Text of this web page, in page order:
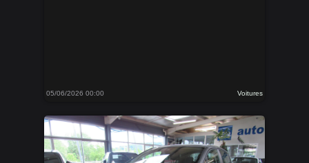
05/06/2026 00:00 Voitures